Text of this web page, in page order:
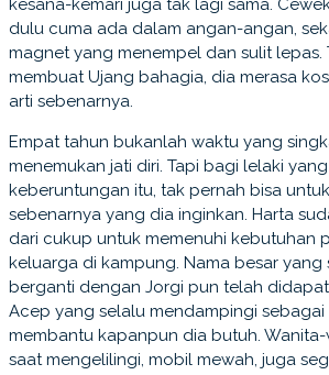
kesana-kemari juga tak lagi sama.
dulu cuma ada dalam angan-angan,
magnet yang menempel dan sulit lepas.
membuat Ujang bahagia, dia merasa
arti sebenarnya.
Empat tahun bukanlah waktu yang
menemukan jati diri. Tapi bagi lelaki
keberuntungan itu, tak pernah bisa
sebenarnya yang dia inginkan. Harta
dari cukup untuk memenuhi kebutuhan
keluarga di kampung. Nama besar yang
berganti dengan Jorgi pun telah
Acep yang selalu mendampingi sebagai
membantu kapanpun dia butuh.
saat mengelilingi, mobil mewah, juga